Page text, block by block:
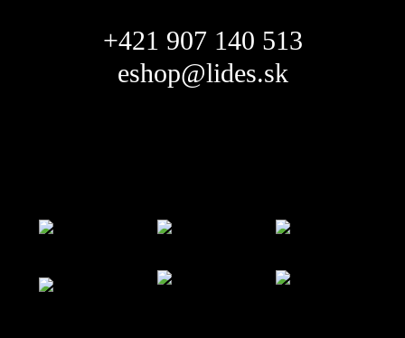
+421 907 140 513
eshop@lides.sk